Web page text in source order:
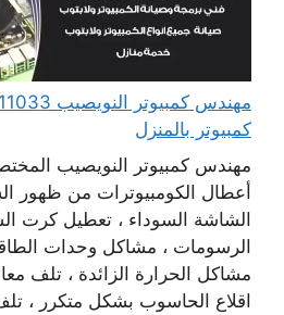
كمبيوتر بالمنزل
مهندس كمبيوتر النويصيب
أعطال الكومبيوترات من ظهور
الشاشة السوداء ، تعطيل كرت
الرسومات ، مشاكل وحدات
مشاكل الحرارة الزائدة ، تلف
اقلاع الحاسوب بشكل متكرر ،